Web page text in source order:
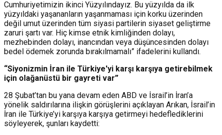
Cumhuriyetimizin ikinci Yüzyılındayız. Bu yüzyılda da ilk
yüzyıldaki yaşananların yaşanmaması için korku üzerinden
değil umut üzerinden tüm siyasi partilerin siyaset geliştirme
zaruri şartı var. Hiç kimse etnik kimliğinden dolayı,
mezhebinden dolayı, inancından veya düşüncesinden dolayı
bedel ödemek zorunda bırakılmamalı” ifadelerini kullandı.
“Siyonizmin İran ile Türkiye'yi karşı karşıya getirebilmek
için olağanüstü bir gayreti var”
28 Şubat’tan bu yana devam eden ABD ve İsrail’in İran’a
yönelik saldırılarına ilişkin görüşlerini açıklayan Arıkan, İsrail’in
İran ile Türkiye’yi karşıya karşıya getirmeyi hedeflediklerini
söyleyerek, şunları kaydetti: